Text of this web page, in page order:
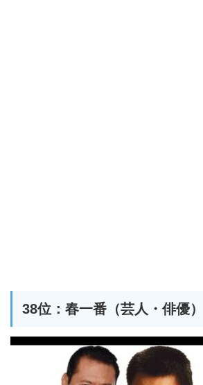
38位：春一番（芸人・俳優）